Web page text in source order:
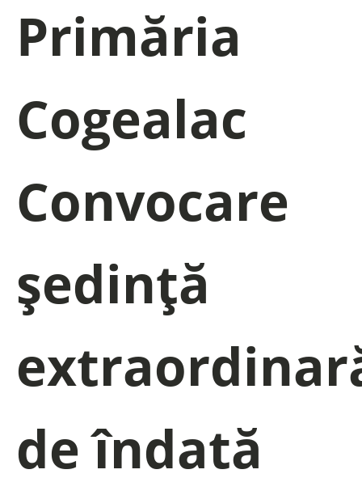
Primăria
Cogealac
Convocare
ședință
de îndată